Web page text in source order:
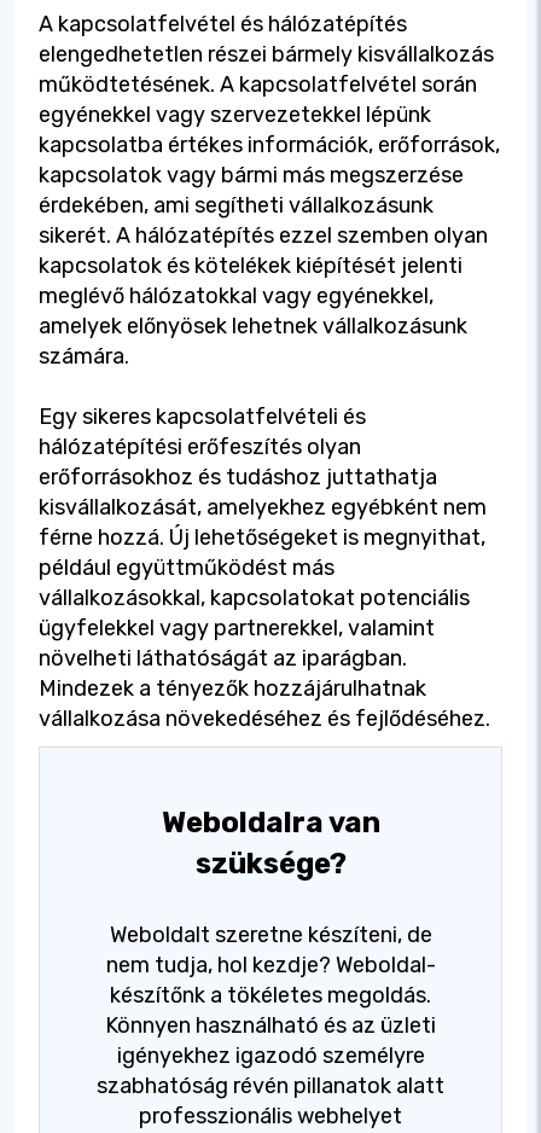
A kapcsolatfelvétel és hálózatépítés
elengedhetetlen részei bármely kisvállalkozás
működtetésének. A kapcsolatfelvétel során
egyénekkel vagy szervezetekkel lépünk
kapcsolatba értékes információk, erőforrások,
kapcsolatok vagy bármi más megszerzése
érdekében, ami segítheti vállalkozásunk
sikerét. A hálózatépítés ezzel szemben olyan
kapcsolatok és kötelékek kiépítését jelenti
meglévő hálózatokkal vagy egyénekkel,
amelyek előnyösek lehetnek vállalkozásunk
számára.
Egy sikeres kapcsolatfelvételi és
hálózatépítési erőfeszítés olyan
erőforrásokhoz és tudáshoz juttathatja
kisvállalkozását, amelyekhez egyébként nem
férne hozzá. Új lehetőségeket is megnyithat,
például együttműködést más
vállalkozásokkal, kapcsolatokat potenciális
ügyfelekkel vagy partnerekkel, valamint
növelheti láthatóságát az iparágban.
Mindezek a tényezők hozzájárulhatnak
vállalkozása növekedéséhez és fejlődéséhez.
Weboldalra van
szüksége?
Weboldalt szeretne készíteni, de
nem tudja, hol kezdje? Weboldal-
készítőnk a tökéletes megoldás.
Könnyen használható és az üzleti
igényekhez igazodó személyre
szabhatóság révén pillanatok alatt
professzionális webhelyet